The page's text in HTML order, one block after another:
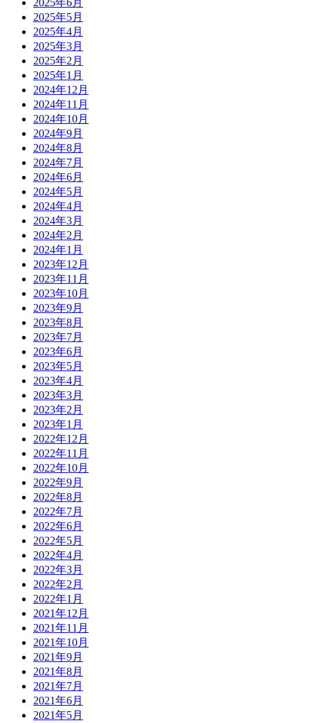
2025年6月
2025年5月
2025年4月
2025年3月
2025年2月
2025年1月
2024年12月
2024年11月
2024年10月
2024年9月
2024年8月
2024年7月
2024年6月
2024年5月
2024年4月
2024年3月
2024年2月
2024年1月
2023年12月
2023年11月
2023年10月
2023年9月
2023年8月
2023年7月
2023年6月
2023年5月
2023年4月
2023年3月
2023年2月
2023年1月
2022年12月
2022年11月
2022年10月
2022年9月
2022年8月
2022年7月
2022年6月
2022年5月
2022年4月
2022年3月
2022年2月
2022年1月
2021年12月
2021年11月
2021年10月
2021年9月
2021年8月
2021年7月
2021年6月
2021年5月